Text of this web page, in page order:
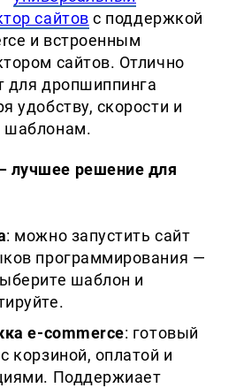
сайтов с поддержкой
и встроенным
сайтов. Отлично
для дропшиппинга
удобству, скорости и
шаблонам.
лучшее решение для
: можно запустить сайт
программирования —
шаблон и
e-commerce: готовый
корзиной, оплатой и
Поддержиает